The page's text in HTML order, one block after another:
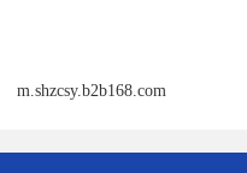
m.shzcsy.b2b168.com